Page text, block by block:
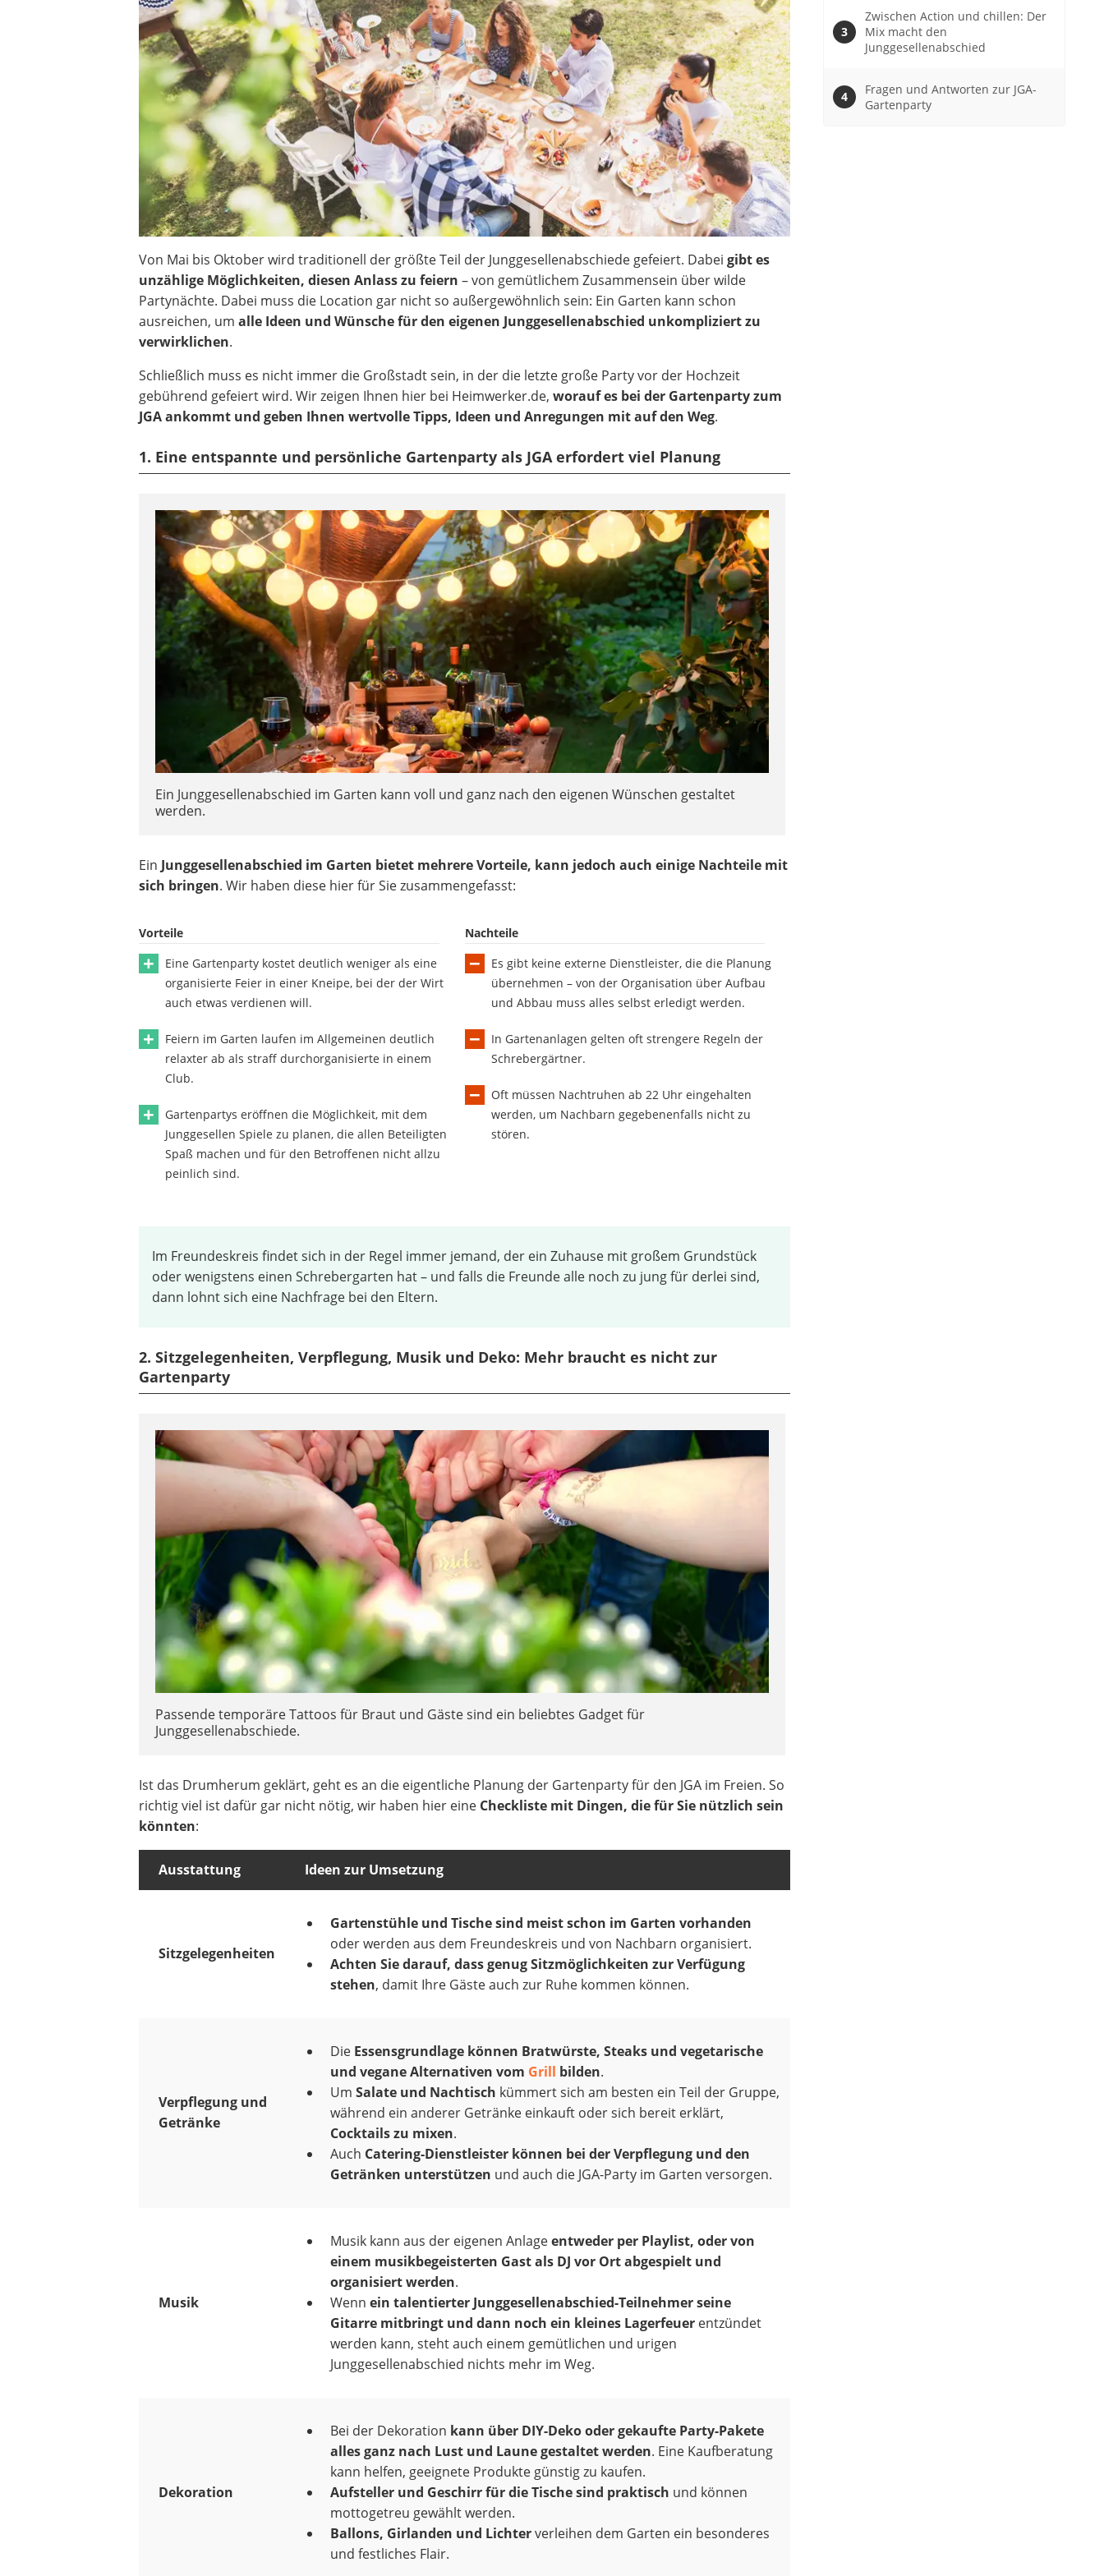
Beschriftungsgerät
Elektrische Pfeffermühle
Ferngesteuertes Auto
Beheizbare Handschuhe
Von Mai bis Oktober wird traditionell der größte Teil der Junggesellenabschiede gefeiert. Dabeigibt es
unzählige Möglichkeiten, diesen Anlass zu feiern – von gemütlichem Zusammensein über wilde
Partynächte. Dabei muss die Location gar nicht so außergewöhnlich sein: Ein Garten kann schon
ausreichen, umalle Ideen und Wünsche für den eigenen Junggesellenabschied unkompliziert zu
verwirklichen.
Schließlich muss es nicht immer die Großstadt sein, in der die letzte große Party vor der Hochzeit
gebührend gefeiert wird. Wir zeigen Ihnen hier bei Heimwerker.de,worauf es bei der Gartenparty zum
JGA ankommt und geben Ihnen wertvolle Tipps, Ideen und Anregungen mit auf den Weg.
1. Eine entspannte und persönliche Gartenparty als JGA erfordert viel Planung
Ein Junggesellenabschied im Garten kann voll und ganz nach den eigenen Wünschen gestaltet
werden.
Ein Junggesellenabschied im Garten bietet mehrere Vorteile, kann jedoch auch einige Nachteile mit
sich bringen. Wir haben diese hier für Sie zusammengefasst:
Vorteile
Eine Gartenparty kostet deutlich weniger als eine
organisierte Feier in einer Kneipe, bei der der Wirt
auch etwas verdienen will.
Feiern im Garten laufen im Allgemeinen deutlich
relaxter ab als straff durchorganisierte in einem
Club.
Gartenpartys eröffnen die Möglichkeit, mit dem
Junggesellen Spiele zu planen, die allen Beteiligten
Spaß machen und für den Betroffenen nicht allzu
peinlich sind.
Nachteile
Es gibt keine externe Dienstleister, die die Planung
übernehmen – von der Organisation über Aufbau
und Abbau muss alles selbst erledigt werden.
In Gartenanlagen gelten oft strengere Regeln der
Schrebergärtner.
Oft müssen Nachtruhen ab 22 Uhr eingehalten
werden, um Nachbarn gegebenenfalls nicht zu
stören.
Im Freundeskreis findet sich in der Regel immer jemand, der ein Zuhause mit großem Grundstück
oder wenigstens einen Schrebergarten hat – und falls die Freunde alle noch zu jung für derlei sind,
dann lohnt sich eine Nachfrage bei den Eltern.
2. Sitzgelegenheiten, Verpflegung, Musik und Deko: Mehr braucht es nicht zur
Gartenparty
Passende temporäre Tattoos für Braut und Gäste sind ein beliebtes Gadget für
Junggesellenabschiede.
Ist das Drumherum geklärt, geht es an die eigentliche Planung der Gartenparty für den JGA im Freien. So
richtig viel ist dafür gar nicht nötig, wir haben hier eine Checkliste mit Dingen, die für Sie nützlich sein
könnten:
Ausstattung Ideen zur Umsetzung
Sitzgelegenheiten
Gartenstühle und Tische sind meist schon im Garten vorhanden
oder werden aus dem Freundeskreis und von Nachbarn organisiert.
Achten Sie darauf, dass genug Sitzmöglichkeiten zur Verfügung
stehen, damit Ihre Gäste auch zur Ruhe kommen können.
Verpflegung und
Getränke
Die Essensgrundlage können Bratwürste, Steaks und vegetarische
und vegane Alternativen vom Grill bilden.
Um Salate und Nachtisch kümmert sich am besten ein Teil der Gruppe,
während ein anderer Getränke einkauft oder sich bereit erklärt,
Cocktails zu mixen.
Auch Catering-Dienstleister können bei der Verpflegung und den
Getränken unterstützen und auch die JGA-Party im Garten versorgen.
Musik
Musik kann aus der eigenen Anlageentweder per Playlist, oder von
einem musikbegeisterten Gast als DJ vor Ort abgespielt und
organisiert werden.
Wenn ein talentierter Junggesellenabschied-Teilnehmer seine
Gitarre mitbringt und dann noch ein kleines Lagerfeuerentzündet
werden kann, steht auch einem gemütlichen und urigen
Junggesellenabschied nichts mehr im Weg.
Dekoration
Bei der Dekoration kann über DIY-Deko oder gekaufte Party-Pakete
alles ganz nach Lust und Laune gestaltet werden. Eine Kaufberatung
kann helfen, geeignete Produkte günstig zu kaufen.
Aufsteller und Geschirr für die Tische sind praktisch und können
mottogetreu gewählt werden.
Ballons, Girlanden und Lichterverleihen dem Garten ein besonderes
und festliches Flair.
Zwischen Action und chillen: Der
Mix macht den
Junggesellenabschied
Fragen und Antworten zur JGA-
Gartenparty